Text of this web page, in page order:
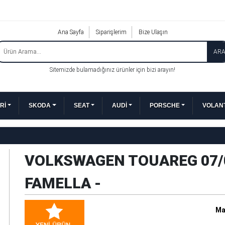
Ana Sayfa Siparişlerim Bize Ulaşın
ARA
Sitemizde bulamadığınız ürünler için bizi arayın!
SKODA SEAT AUDİ PORSCHE
VOLKSWAGEN TOUAREG
FAMELLA -